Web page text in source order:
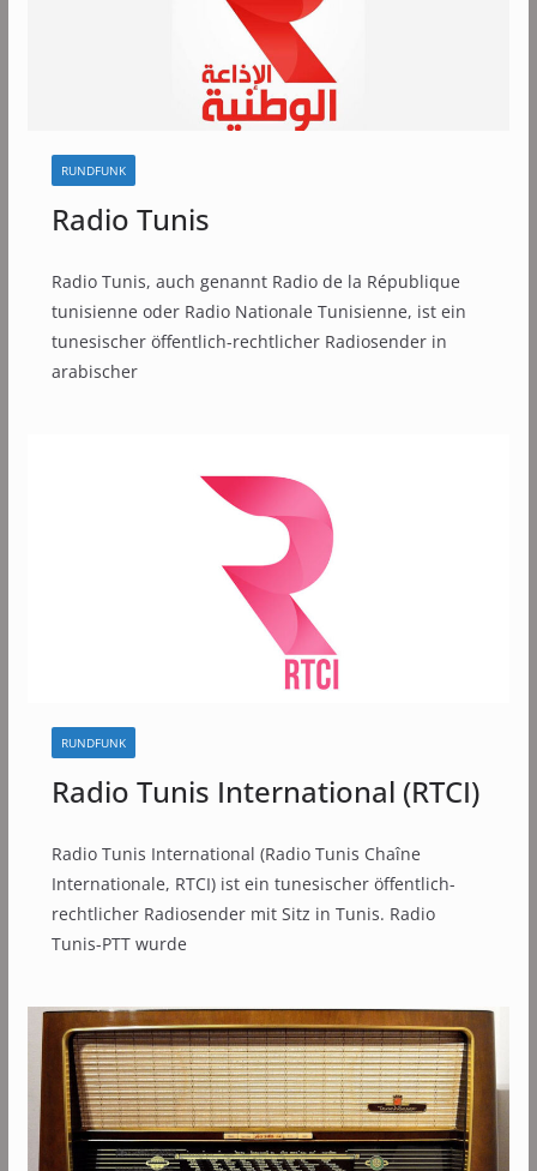
RUNDFUNK
Radio Tunis
Radio Tunis, auch genannt Radio de la République
tunisienne oder Radio Nationale Tunisienne, ist ein
tunesischer öffentlich-rechtlicher Radiosender in
arabischer
RUNDFUNK
Radio Tunis International (RTCI)
Radio Tunis International (Radio Tunis Chaîne
Internationale, RTCI) ist ein tunesischer öffentlich-
rechtlicher Radiosender mit Sitz in Tunis. Radio
Tunis-PTT wurde